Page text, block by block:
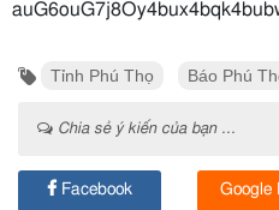
Tỉnh Phú Thọ Báo Phú
Chia sẻ ý kiến của bạn ...
Facebook Google